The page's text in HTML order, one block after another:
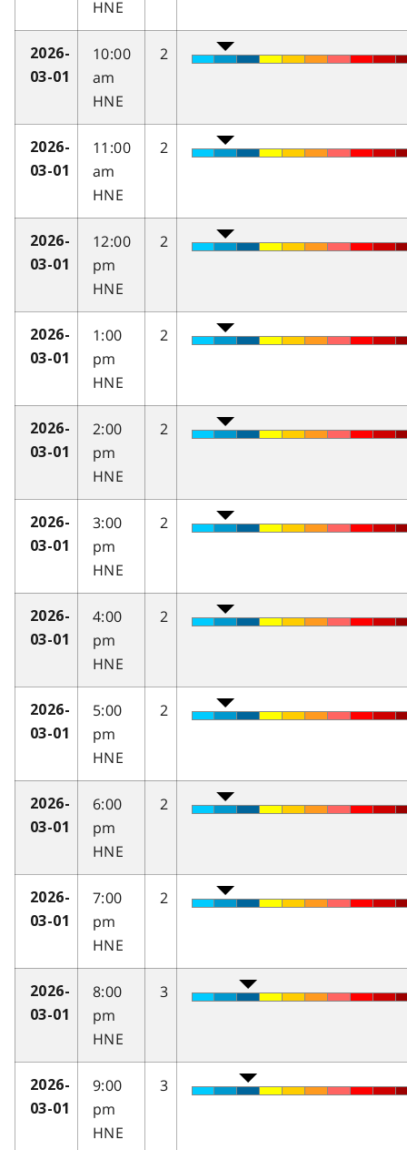
HNE
2026-
03-01
10:00
am
HNE
2
2026-
03-01
11:00
am
HNE
2
2026-
03-01
12:00
pm
HNE
2
2026-
03-01
1:00
pm
HNE
2
2026-
03-01
2:00
pm
HNE
2
2026-
03-01
3:00
pm
HNE
2
2026-
03-01
4:00
pm
HNE
2
2026-
03-01
5:00
pm
HNE
2
2026-
03-01
6:00
pm
HNE
2
2026-
03-01
7:00
pm
HNE
2
2026-
03-01
8:00
pm
HNE
3
2026-
03-01
9:00
pm
HNE
3